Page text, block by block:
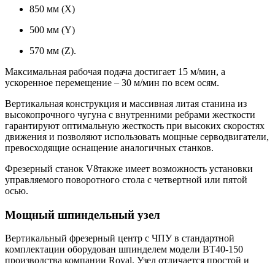
850 мм (X)
500 мм (Y)
570 мм (Z).
Максимальная рабочая подача достигает 15 м/мин, а
ускоренное перемещение – 30 м/мин по всем осям.
Вертикальная конструкция и массивная литая станина из
высокопрочного чугуна с внутренними ребрами жесткости
гарантируют оптимальную жесткость при высоких скоростях
движения и позволяют использовать мощные серводвигатели,
превосходящие оснащение аналогичных станков.
Фрезерный станок V8также имеет возможность установки
управляемого поворотного стола с четвертной или пятой
осью.
Мощный шпиндельный узел
Вертикальный фрезерный центр с ЧПУ в стандартной
комплектации оборудован шпинделем модели ВТ40-150
производства компании Royal. Узел отличается простой и